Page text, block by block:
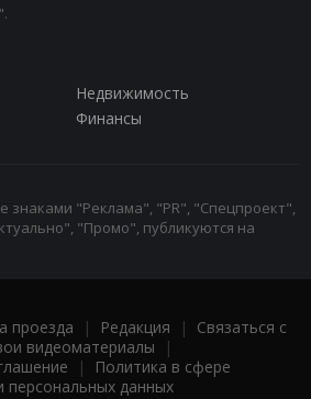
Недвижимость
Финансы
знаками "Реклама", "PR", "Спецпроект",
"Промо", публикуются на
проезда | Редакция | Связаться с
видеоматериалы |
|
Политика в сфере
персональных данных